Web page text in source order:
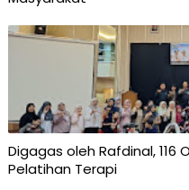
Digagas oleh Rafdinal, 116
Pelatihan Terapi